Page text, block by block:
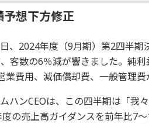
想下方修正
、2024年度（9月期）第2四半
客数の6％減が響きました。純
業費用、減価償却費、一般管理費
ハンCEOは、この四半期は「我
の売上高ガイダンスを前年比7